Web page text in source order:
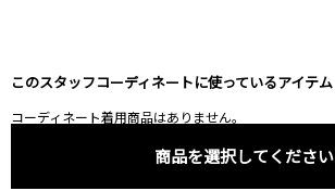
このスタッフコーディネートに使っているアイテム
コーディネート着用商品はありません。
商品を選択してください